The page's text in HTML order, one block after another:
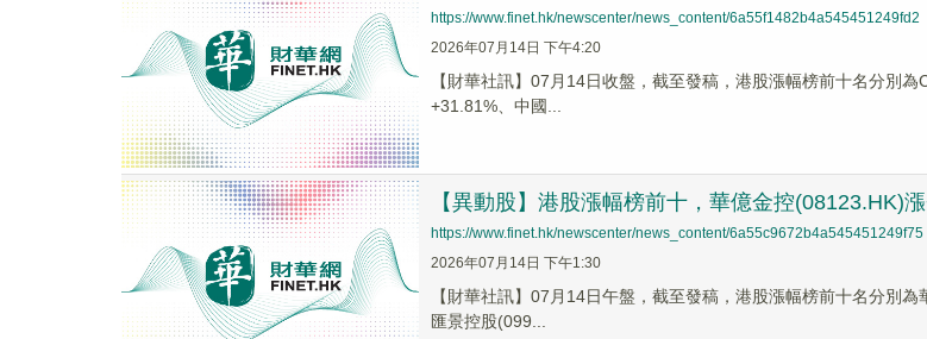
https://www.finet.hk/newscenter/news_content/6a55f1482b4a545451249fd2
2026年07月14日 下午4:20
【財華社訊】07月14日收盤，截至發稿，港股漲幅榜前十名分別
+31.81%、中國...
【異動股】港股漲幅榜前十，華億金控(08123.HK)
https://www.finet.hk/newscenter/news_content/6a55c9672b4a545451249f75
2026年07月14日 下午1:30
【財華社訊】07月14日午盤，截至發稿，港股漲幅榜前十名分別
匯景控股(099...